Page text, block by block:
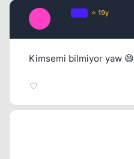
⭐ 19y
Kimsemi bilmiyor yaw 😄